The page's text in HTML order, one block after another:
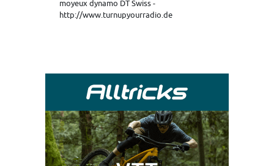
moyeux dynamo DT Swiss -
http://www.turnupyourradio.de